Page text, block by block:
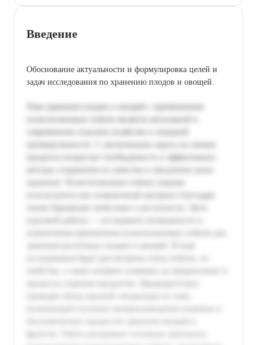
Введение
Обоснование актуальности и формулировка целей и
задач исследования по хранению плодов и овощей.